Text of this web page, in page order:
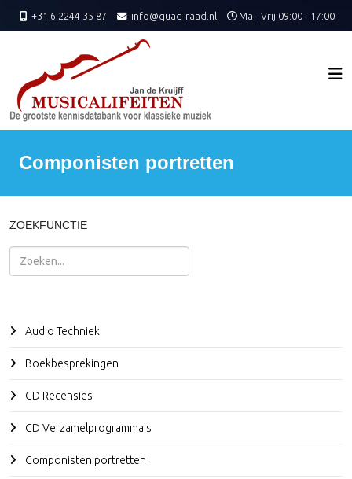
+31 6 2244 35 87 info@quad-raad.nl Ma - Vrij 09:00 - 17:00
Componisten portretten
ZOEKFUNCTIE
Zoeken
Audio Techniek
Boekbesprekingen
CD Recensies
CD Verzamelprogramma's
Componisten portretten